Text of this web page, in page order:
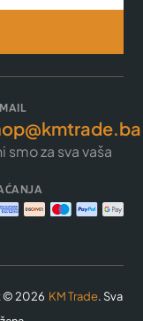
smo za sva vaša
© 2026 KM Trade. Sva